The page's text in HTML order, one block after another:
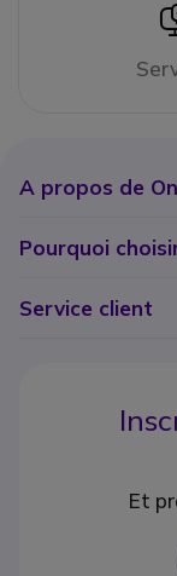
A propos de
Pourquoi
Service client
Et